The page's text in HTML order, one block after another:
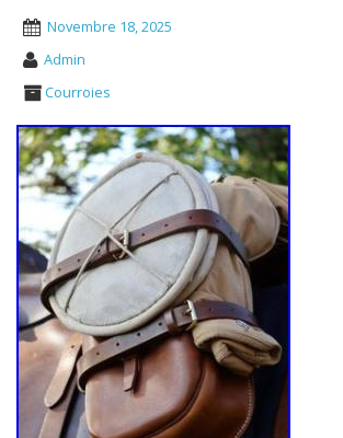
Novembre 18, 2025
Admin
Courroies